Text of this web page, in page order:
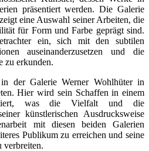
präsentiert werden. Die Galerie
eine Auswahl seiner Arbeiten, die
für Form und Farbe geprägt sind.
ein, sich mit den subtilen
auseinanderzusetzen und die
zu erkunden.
der Galerie Werner Wohlhüter in
Hier wird sein Schaffen in einem
was die Vielfalt und die
künstlerischen Ausdrucksweise
mit diesen beiden Galerien
Publikum zu erreichen und seine
verbreiten.